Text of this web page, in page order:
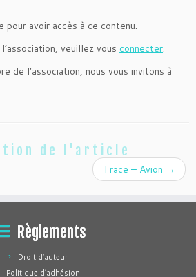
pour avoir accès à ce contenu.
veuillez vous connecter.
de l’association, nous vous invitons à
de l'article
Trace – Avion →
Règlements
Droit d’auteur
Politique d’adhésion